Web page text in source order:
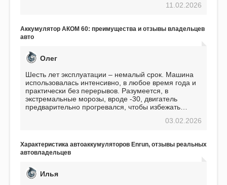
пожалел. Считаю, что это отличное вложение,11.02.2026
Аккумулятор АКОМ 60: преимущества и отзывы владельцев
авто
Олег
Шесть лет эксплуатации – немалый срок. Машина
использовалась интенсивно, в любое время года и
практически без перерывов. Разумеется, в
экстремальные морозы, вроде -30, двигатель
предварительно прогревался, чтобы избежать
использования не было ни единой поломки,
EFB 75. Судя по характеристикам, он даже
превосходит предыдущую модель.
03.02.2026
Характеристика автоаккумуляторов Enrun, отзывы реальных
автовладельцев
Илья